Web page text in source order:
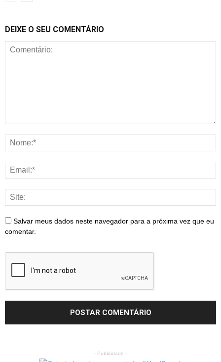
DEIXE O SEU COMENTÁRIO
Salvar meus dados neste navegador para a próxima vez que eu
comentar.
- Publicidade -